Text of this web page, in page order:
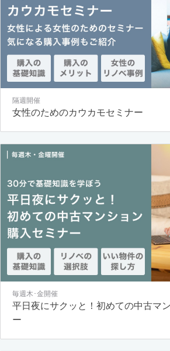
隔週開催
女性のためのカウカモセミナー
毎週木･金開催
平日夜にサクッと！初めての中古マ
ー